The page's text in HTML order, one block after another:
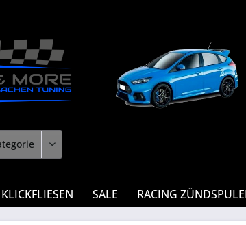
KLICKFLIESEN SALE RACING